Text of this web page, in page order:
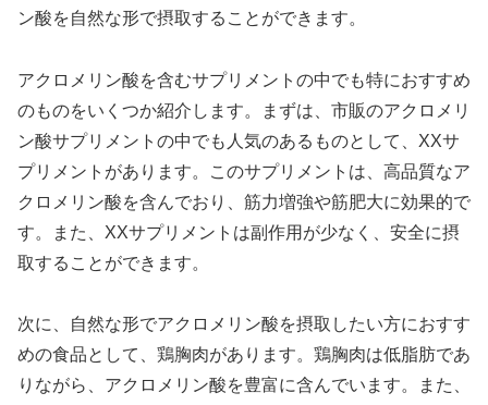
ン酸を自然な形で摂取することができます。
アクロメリン酸を含むサプリメントの中でも特におすすめ
のものをいくつか紹介します。まずは、市販のアクロメリ
ン酸サプリメントの中でも人気のあるものとして、XXサ
プリメントがあります。このサプリメントは、高品質なア
クロメリン酸を含んでおり、筋力増強や筋肥大に効果的で
す。また、XXサプリメントは副作用が少なく、安全に摂
取することができます。
次に、自然な形でアクロメリン酸を摂取したい方におすす
めの食品として、鶏胸肉があります。鶏胸肉は低脂肪であ
りながら、アクロメリン酸を豊富に含んでいます。また、